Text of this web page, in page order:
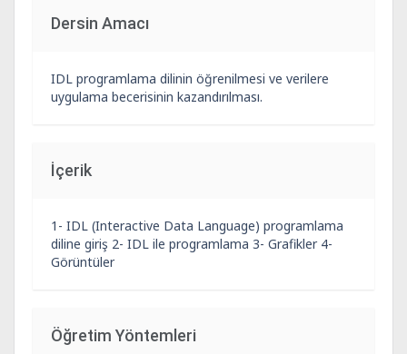
Dersin Amacı
IDL programlama dilinin öğrenilmesi ve verilere
uygulama becerisinin kazandırılması.
İçerik
1- IDL (Interactive Data Language) programlama
diline giriş 2- IDL ile programlama 3- Grafikler 4-
Görüntüler
Öğretim Yöntemleri